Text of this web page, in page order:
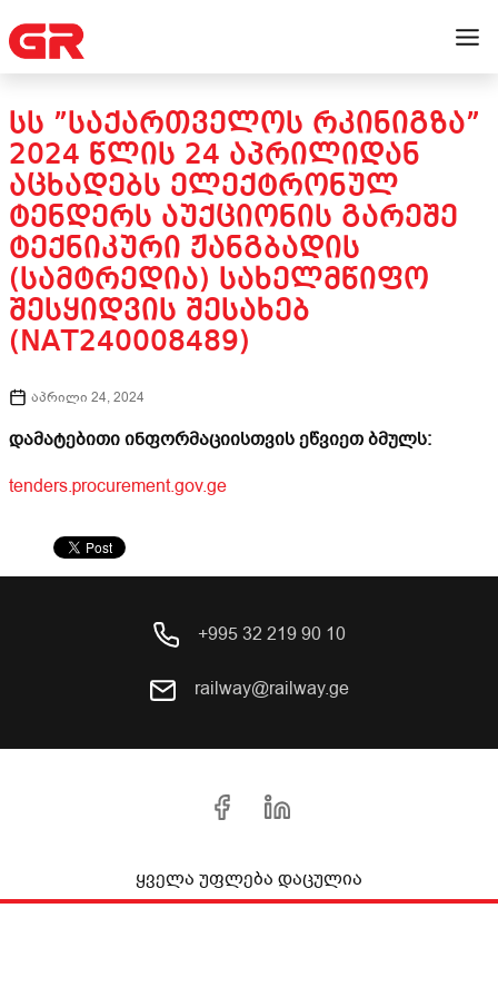
ᲡᲡ ”ᲡᲐᲥᲐᲠᲗᲕᲔᲚᲝᲡ ᲠᲙᲘᲜᲘᲒᲖᲐ”
2024 ᲬᲚᲘᲡ 24 ᲐᲞᲠᲘᲚᲘᲓᲐᲜ
ᲐᲪᲮᲐᲓᲔᲑᲡ ᲔᲚᲔᲥᲢᲠᲝᲜᲣᲚ
ᲢᲔᲜᲓᲔᲠᲡ ᲐᲣᲥᲪᲘᲝᲜᲘᲡ ᲒᲐᲠᲔᲨᲔ
ᲢᲔᲥᲜᲘᲙᲣᲠᲘ ᲟᲐᲜᲒᲑᲐᲓᲘᲡ
(ᲡᲐᲛᲢᲠᲔᲓᲘᲐ) ᲡᲐᲮᲔᲚᲛᲬᲘᲤᲝ
ᲨᲔᲡᲧᲘᲓᲕᲘᲡ ᲨᲔᲡᲐᲮᲔᲑ
(NAT240008489)
აპრილი 24, 2024
დამატებითი ინფორმაციისთვის ეწვიეთ ბმულს:
tenders.procurement.gov.ge
+995 32 219 90 10
railway@railway.ge
ყველა უფლება დაცულია